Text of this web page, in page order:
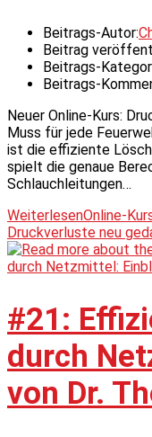
Beitrags-Autor:
Beitrag
Beitrags-
Beitrags-
Neuer Online-Kurs:
Muss für jede
ist die effiziente
spielt die genaue
Schlauchleitungen…
WeiterlesenOnline-
Druckverluste neu
#21:
durch
von Dr.